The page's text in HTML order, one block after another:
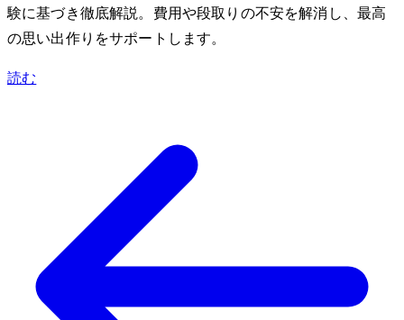
験に基づき徹底解説。費用や段取りの不安を解消し、最高
の思い出作りをサポートします。
読む